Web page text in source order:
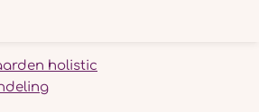
holistic